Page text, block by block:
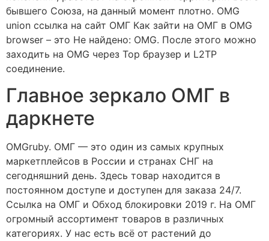
бывшего Союза, на данный момент плотно. OMG
union ссылка на сайт ОМГ Как зайти на ОМГ в OMG
browser – это Не найдено: OMG. После этого можно
заходить на OMG через Тор браузер и L2TP
соединение.
Главное зеркало ОМГ в
даркнете
OMGruby. ОМГ — это один из самых крупных
маркетплейсов в России и странах СНГ на
сегодняшний день. Здесь товар находится в
постоянном доступе и доступен для заказа 24/7.
Ссылка на ОМГ и Обход блокировки 2019 г. На ОМГ
огромный ассортимент товаров в различных
категориях. У нас есть всё от растений до